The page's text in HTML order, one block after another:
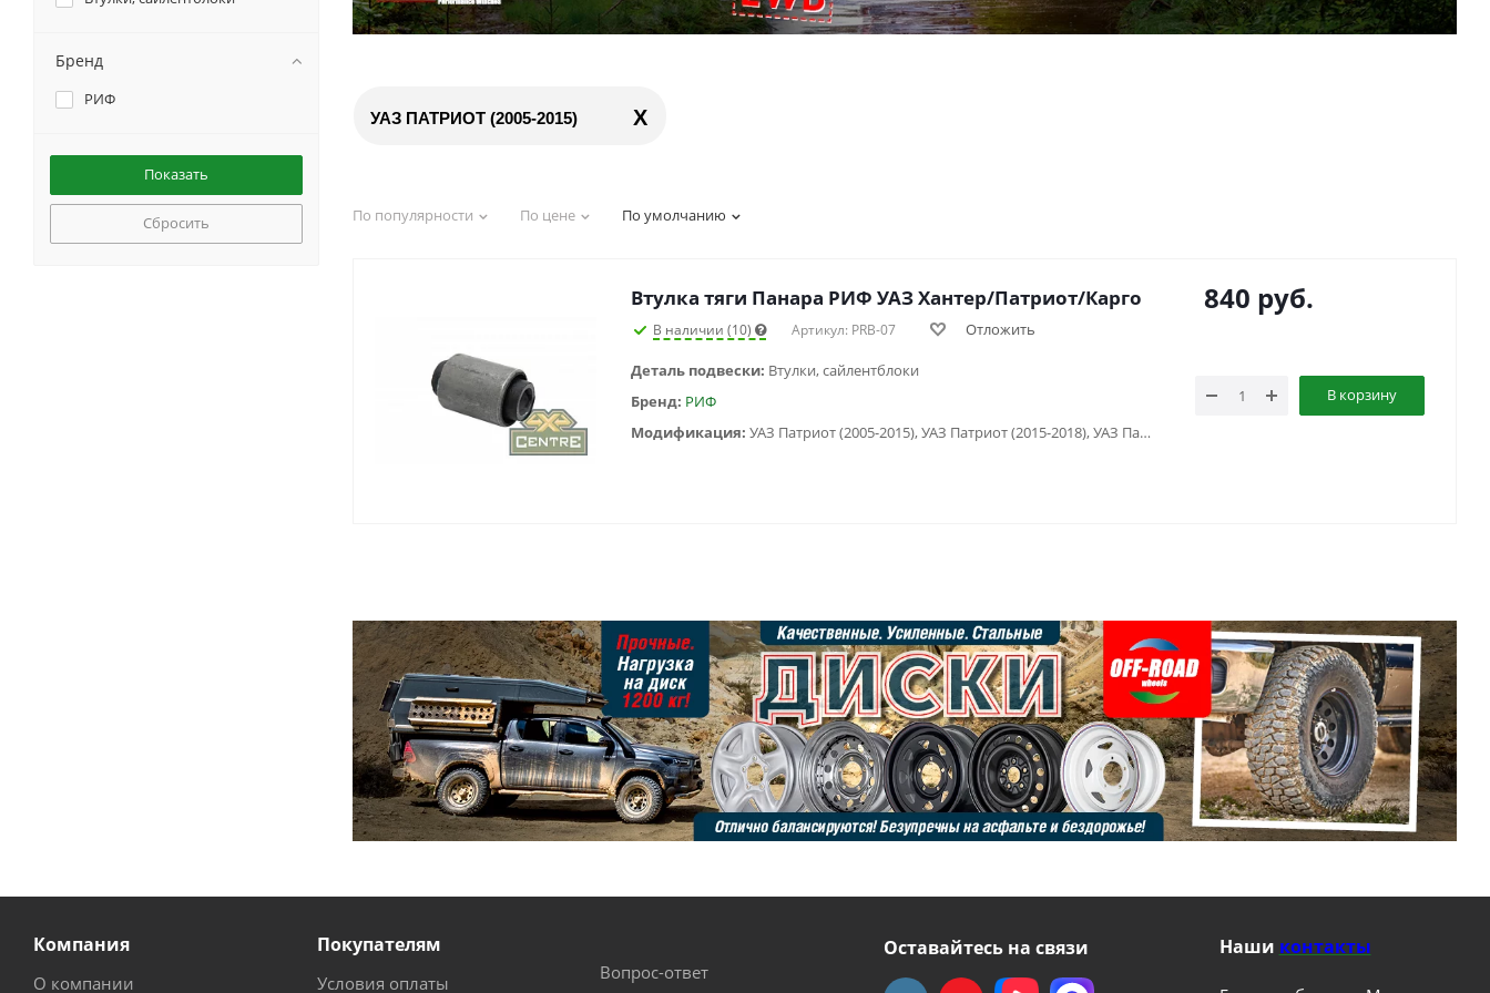
УАЗ ПАТРИОТ (2005-2015) X
По популярности По цене По умолчанию
Втулка тяги Панара РИФ УАЗ Хантер/Патриот/Карго
В наличии (10) Артикул: PRB-07 Отложить
Деталь подвески: Втулки, сайлентблоки
Бренд: РИФ
Модификация:
УАЗ Патриот (2005-2015), УАЗ Патриот (2015-2018), УАЗ Патриот пикап (2008-...), УАЗ Профи, УАЗ Симбир (2000-2005), УАЗ Хантер (2003-...)
840 руб.
В корзину
Бренд
РИФ
Сбросить
Компания
О компании
Покупателям
Условия оплаты
Вопрос-ответ
Оставайтесь на связи Наши контакты